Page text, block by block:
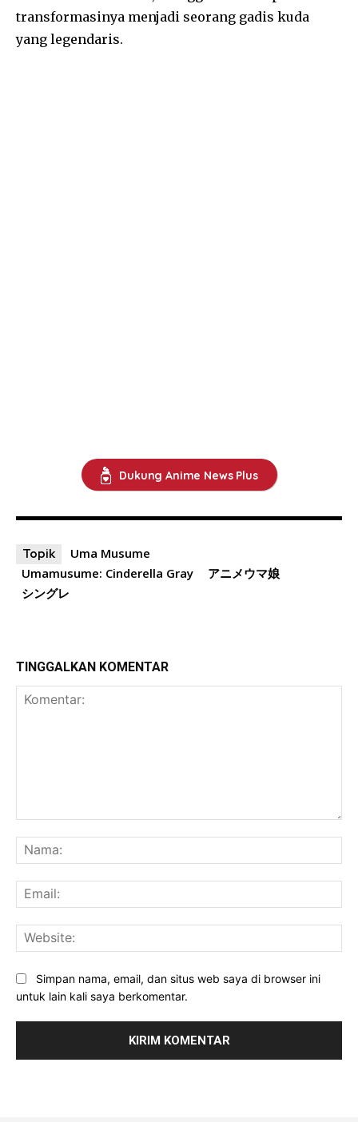
transformasinya menjadi seorang gadis kuda
yang legendaris.
Dukung Anime News Plus
Topik
Uma Musume
Umamusume: Cinderella Gray
アニメウマ娘
シングレ
TINGGALKAN KOMENTAR
Simpan nama, email, dan situs web saya di browser ini
untuk lain kali saya berkomentar.